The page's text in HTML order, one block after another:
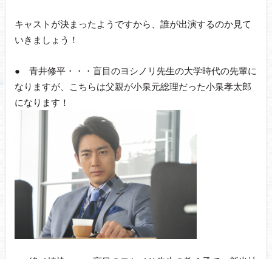
キャストが決まったようですから、誰が出演するのか見て
いきましょう！
● 青井修平・・・盲目のヨシノリ先生の大学時代の先輩に
なりますが、こちらは父親が小泉元総理だった小泉孝太郎
になります！